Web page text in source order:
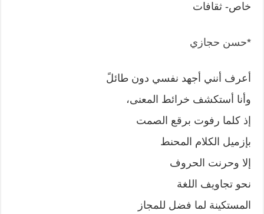
خاص- ثقافات
*حسن حجازي
أعرف أنني أجهد نفسي دون طائلً
وأنا أستكشف خرائط المعنى،
إذ كلما رفوت برقع الصمت
بإزميل الكلام المحنط
إلا وحرنت الحروف
نحو تجاويف اللغة
المستكينة لما فضل للمجاز